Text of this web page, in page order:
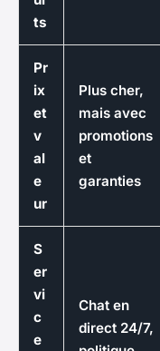
ts
Pr
ix
et
v
al
e
ur
Plus cher,
mais avec
promotions
et
garanties
S
er
vi
c
e
Chat en
direct 24/7,